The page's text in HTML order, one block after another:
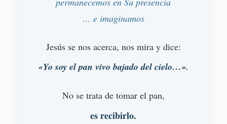
… e imaginamos
Jesús se nos acerca, nos mira y dice:
«Yo soy el pan vivo bajado del cielo…».
No se trata de tomar el pan,
es recibirlo.